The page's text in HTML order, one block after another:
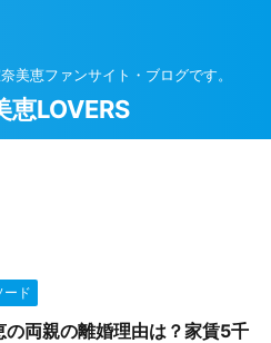
美恵ファンサイト・ブログです。
恵LOVERS
ード
の両親の離婚理由は？家賃5千